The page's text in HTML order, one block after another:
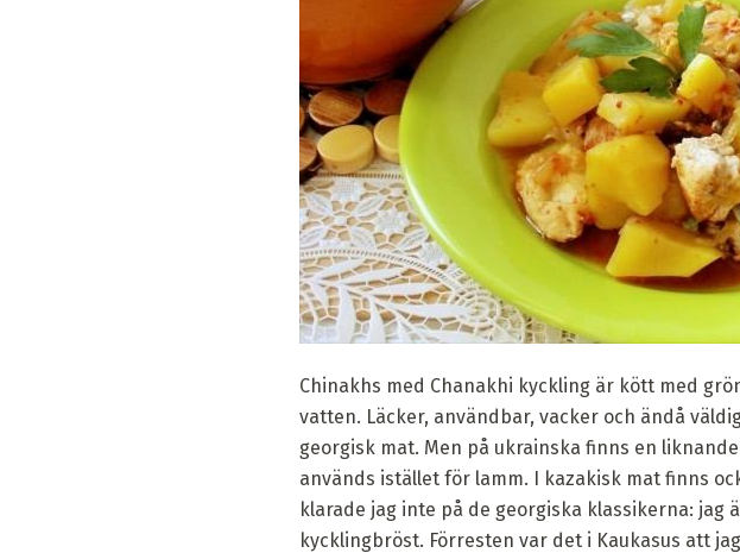
Chinakhs med Chanakhi kyckling är kött med
vatten. Läcker, användbar, vacker och ändå
georgisk mat. Men på ukrainska finns en
används istället för lamm. I kazakisk mat finns
klarade jag inte på de georgiska klassikerna:
kycklingbröst. Förresten var det i Kaukasus att